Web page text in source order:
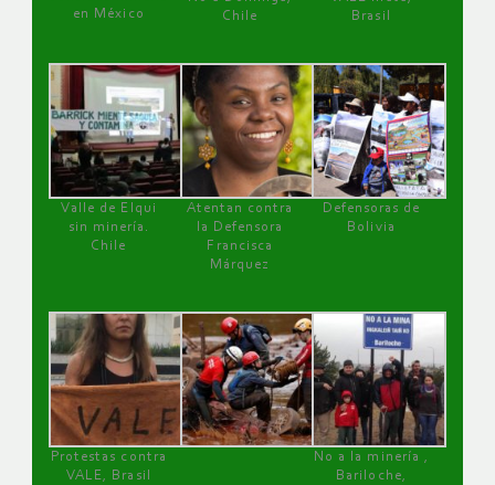
en México
Chile
Brasil
Valle de Elqui
sin minería.
Chile
Atentan contra
la Defensora
Francisca
Márquez
Defensoras de
Bolivia
Protestas contra
VALE, Brasil
No a la minería ,
Bariloche,